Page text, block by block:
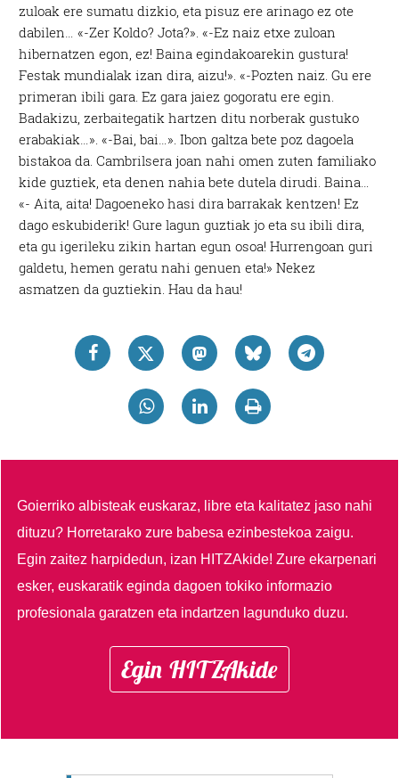
zuloak ere sumatu dizkio, eta pisuz ere arinago ez ote
dabilen… «-Zer Koldo? Jota?». «-Ez naiz etxe zuloan
hibernatzen egon, ez! Baina egindakoarekin gustura!
Festak mundialak izan dira, aizu!». «-Pozten naiz. Gu ere
primeran ibili gara. Ez gara jaiez gogoratu ere egin.
Badakizu, zerbaitegatik hartzen ditu norberak gustuko
erabakiak…». «-Bai, bai…». Ibon galtza bete poz dagoela
bistakoa da. Cambrilsera joan nahi omen zuten familiako
kide guztiek, eta denen nahia bete dutela dirudi. Baina…
«- Aita, aita! Dagoeneko hasi dira barrakak kentzen! Ez
dago eskubiderik! Gure lagun guztiak jo eta su ibili dira,
eta gu igerileku zikin hartan egun osoa! Hurrengoan guri
galdetu, hemen geratu nahi genuen eta!» Nekez
asmatzen da guztiekin. Hau da hau!
Goierriko albisteak euskaraz, libre eta kalitatez jaso nahi
dituzu? Horretarako zure babesa ezinbestekoa zaigu.
Egin zaitez harpidedun, izan HITZAkide!Zure ekarpenari
esker, euskaratik eginda dagoen tokiko informazio
profesionala garatzen eta indartzen lagunduko duzu.
Egin HITZAkide